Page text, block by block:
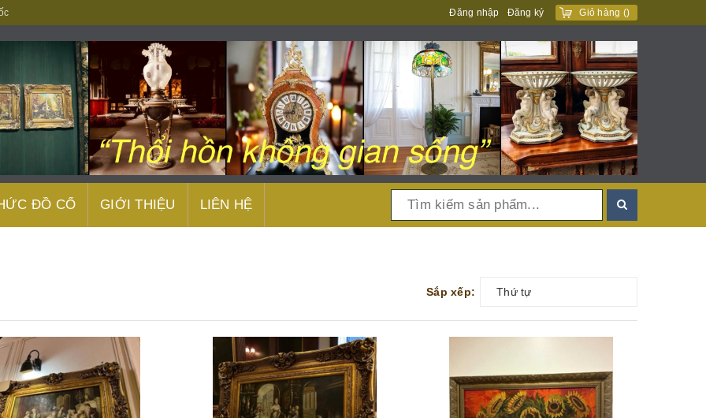
Đăng nhập Đăng ký Giỏ hàng ()
ĐỒ CỔ GIỚI THIỆU LIÊN HỆ
Sắp xếp: Thứ tự